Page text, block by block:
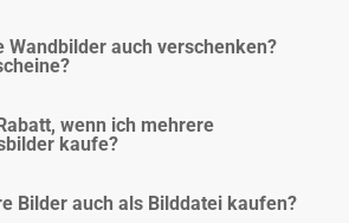
Wandbilder auch verschenken?
wenn ich mehrere
kaufe?
Bilder auch als Bilddatei kaufen?